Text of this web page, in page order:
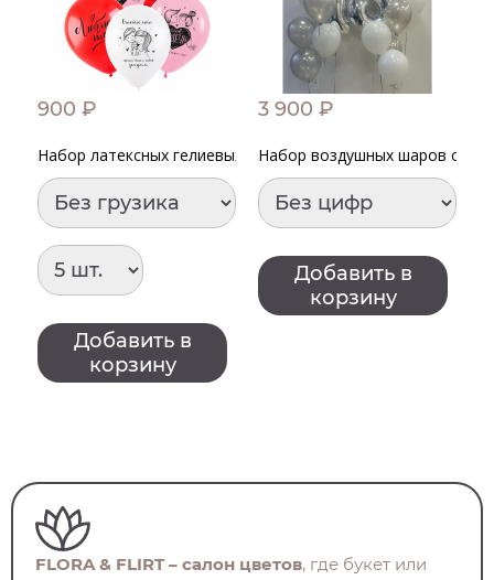
900 ₽
Набор латексных гелиевых шаров "Признание в любви"
Добавить в
корзину
3 900 ₽
Набор воздушных шаров с
Добавить в
корзину
FLORA & FLIRT – салон цветов, где букет или